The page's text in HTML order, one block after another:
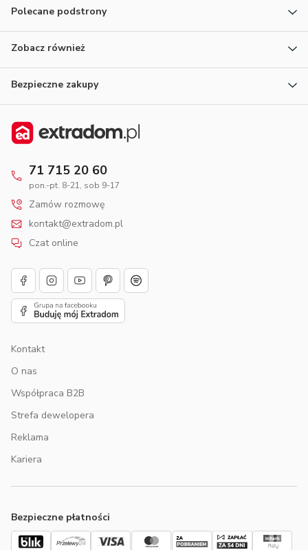
Polecane podstrony
Zobacz również
Bezpieczne zakupy
71 715 20 60
pon.-pt. 8-21, sob 9-17
Zamów rozmowę
kontakt@extradom.pl
Czat online
Kontakt
O nas
Współpraca B2B
Strefa dewelopera
Reklama
Kariera
Bezpieczne płatności